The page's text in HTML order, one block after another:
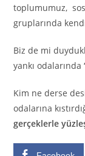
toplumumuz,
gruplarında
Biz de mi
yankı odalarında
Kim ne derse
odalarına
gerçeklerle